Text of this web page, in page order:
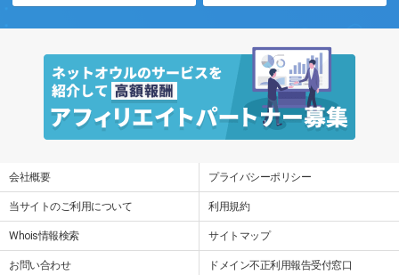
会社概要 プライバシーポリシー
当サイトのご利用について 利用規約
Whois情報検索 サイトマップ
お問い合わせ ドメイン不正利用報告受付窓口